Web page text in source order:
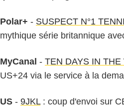
Polar+ - SUSPECT N°1
mythique série britannique
MyCanal - TEN DAYS IN THE
US+24 via le service à la
US - 9JKL: coup d'envoi sur